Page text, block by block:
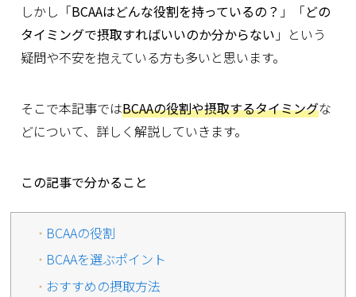
しかし「BCAAはどんな役割を持っているの？ 」「どの
タイミングで摂取すればいいのか分からない 」という
疑問や不安を抱えている方も多いと思います。
そこで本記事ではBCAAの役割や摂取するタイミングな
どについて、詳しく解説していきます。
この記事で分かること
BCAAの役割
BCAAを選ぶポイント
おすすめの摂取方法